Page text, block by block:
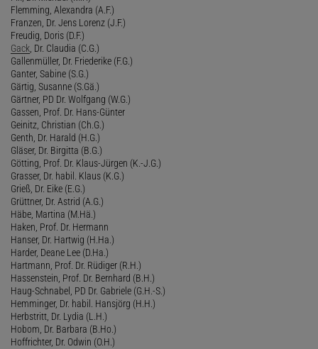
Flemming, Alexandra (A.F.)
Franzen, Dr. Jens Lorenz (J.F.)
Freudig, Doris (D.F.)
Gack , Dr. Claudia (C.G.)
Gallenmüller, Dr. Friederike (F.G.)
Ganter, Sabine (S.G.)
Gärtig, Susanne (S.Gä.)
Gärtner, PD Dr. Wolfgang (W.G.)
Gassen, Prof. Dr. Hans-Günter
Geinitz, Christian (Ch.G.)
Genth, Dr. Harald (H.G.)
Gläser, Dr. Birgitta (B.G.)
Götting, Prof. Dr. Klaus-Jürgen (K.-J.G.)
Grasser, Dr. habil. Klaus (K.G.)
Grieß, Dr. Eike (E.G.)
Grüttner, Dr. Astrid (A.G.)
Häbe, Martina (M.Hä.)
Haken, Prof. Dr. Hermann
Hanser, Dr. Hartwig (H.Ha.)
Harder, Deane Lee (D.Ha.)
Hartmann, Prof. Dr. Rüdiger (R.H.)
Hassenstein, Prof. Dr. Bernhard (B.H.)
Haug-Schnabel, PD Dr. Gabriele (G.H.-S.)
Hemminger, Dr. habil. Hansjörg (H.H.)
Herbstritt, Dr. Lydia (L.H.)
Hobom, Dr. Barbara (B.Ho.)
Hoffrichter, Dr. Odwin (O.H.)